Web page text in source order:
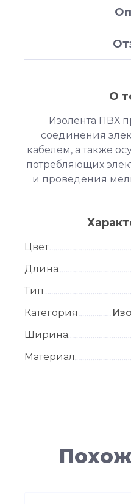
О
Изолента ПВХ
соединения
кабелем, а также
потребляющих
и проведения
Цвет
Длина
Тип
Категория
Ширина
Материал